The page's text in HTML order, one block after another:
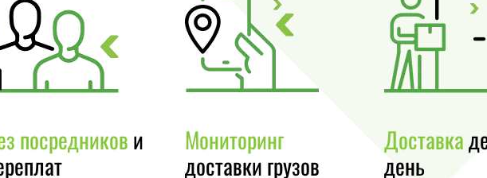
посредникови
Мониторинг
доставки грузов
Доставка
день